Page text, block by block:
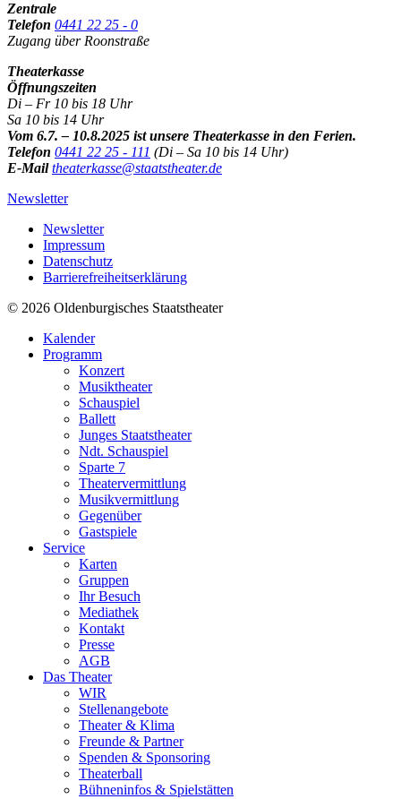
Zentrale
Telefon 0441 22 25 - 0
Zugang über Roonstraße
Theaterkasse
Öffnungszeiten
Di – Fr 10 bis 18 Uhr
Sa 10 bis 14 Uhr
Vom 6.7. – 10.8.2025 ist unsere Theaterkasse in den Ferien.
Telefon 0441 22 25 - 111 (Di – Sa 10 bis 14 Uhr)
E-Mail theaterkasse@staatstheater.de
Newsletter
Newsletter
Impressum
Datenschutz
Barrierefreiheitserklärung
© 2026 Oldenburgisches Staatstheater
Kalender
Programm
Konzert
Musiktheater
Schauspiel
Ballett
Junges Staatstheater
Ndt. Schauspiel
Sparte 7
Theatervermittlung
Musikvermittlung
Gegenüber
Gastspiele
Service
Karten
Gruppen
Ihr Besuch
Mediathek
Kontakt
Presse
AGB
Das Theater
WIR
Stellenangebote
Theater & Klima
Freunde & Partner
Spenden & Sponsoring
Theaterball
Bühneninfos & Spielstätten